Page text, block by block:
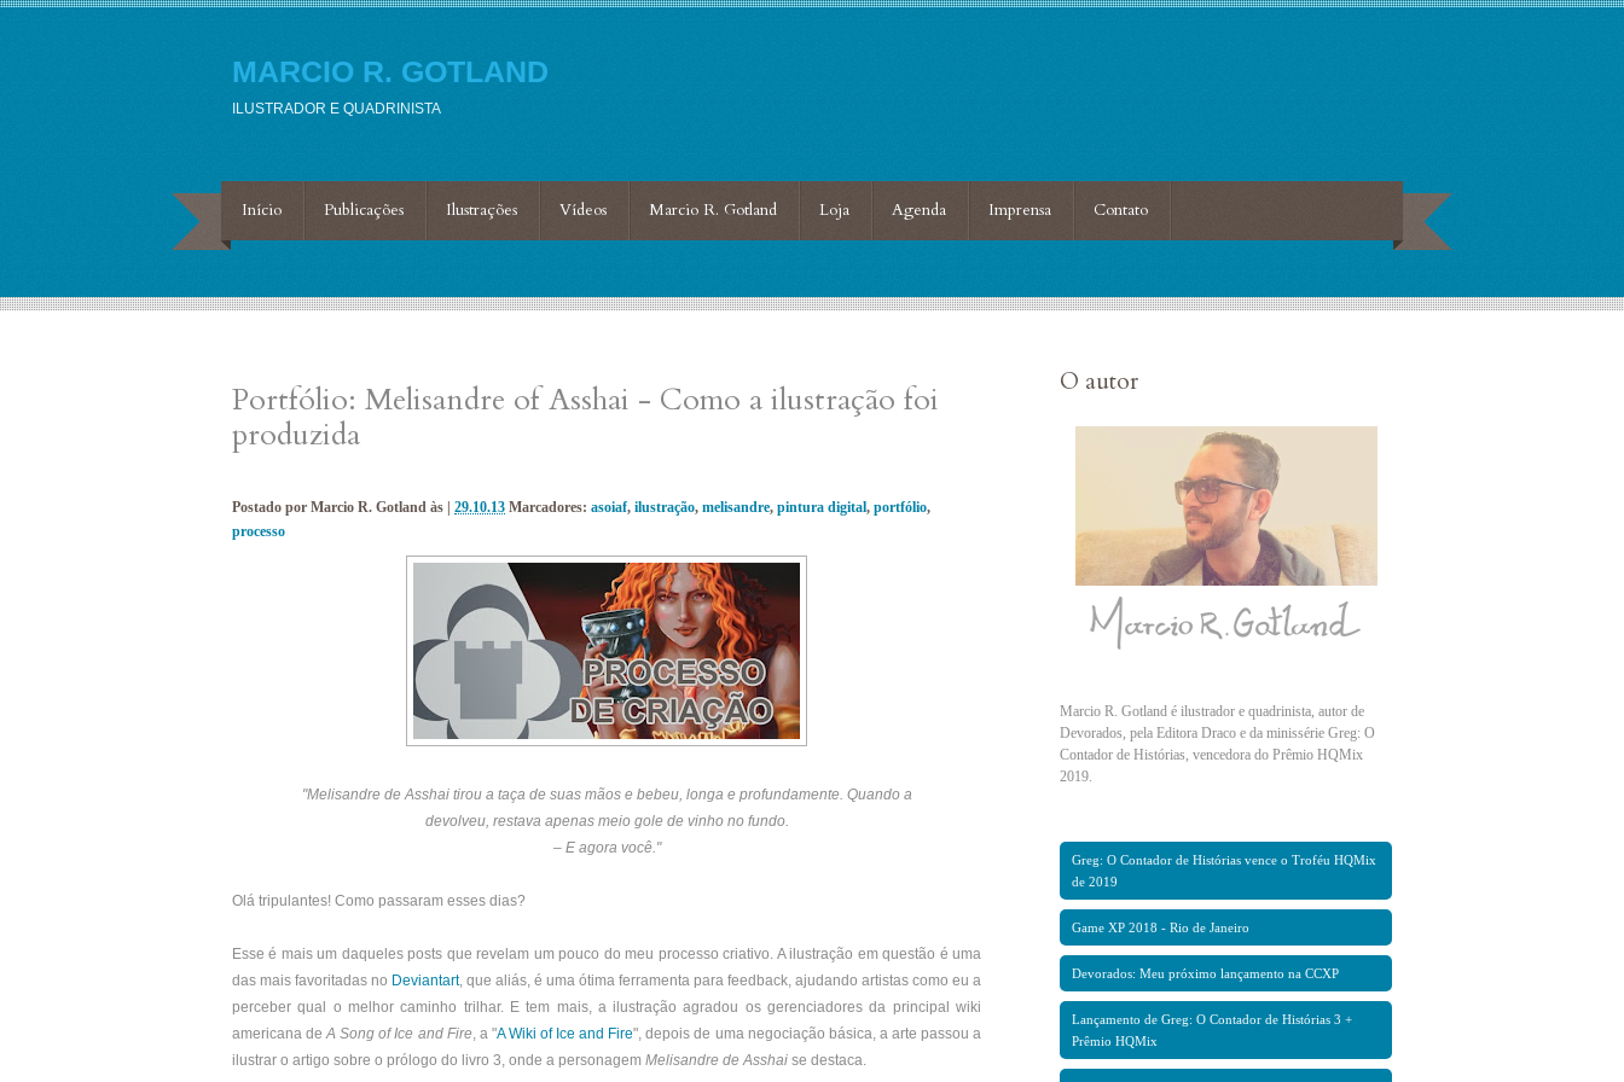
MARCIO R. GOTLAND
ILUSTRADOR E QUADRINISTA
Início Publicações Ilustrações Vídeos Marcio R. Gotland Loja Agenda Imprensa Contato
Portfólio: Melisandre of Asshai - Como a ilustração foi
produzida
Postado por Marcio R. Gotland às | 29.10.13 Marcadores: asoiaf, ilustração, melisandre, pintura digital, portfólio,
processo
"Melisandre de Asshai tirou a taça de suas mãos e bebeu, longa e profundamente. Quando a
devolveu, restava apenas meio gole de vinho no fundo.
– E agora você."
Olá tripulantes! Como passaram esses dias?
Esse é mais um daqueles posts que revelam um pouco do meu processo criativo. A ilustração em questão é uma
das mais favoritadas no Deviantart, que aliás, é uma ótima ferramenta para feedback, ajudando artistas como eu a
perceber qual o melhor caminho trilhar. E tem mais, a ilustração agradou os gerenciadores da principal wiki
americana deA Song of Ice and Fire, a "A Wiki of Ice and Fire", depois de uma negociação básica, a arte passou a
ilustrar o artigo sobre o prólogo do livro 3, onde a personagem Melisandre de Asshai se destaca.
O autor
Marcio R. Gotland é ilustrador e quadrinista, autor de
Devorados, pela Editora Draco e da minissérie Greg: O
Contador de Histórias, vencedora do Prêmio HQMix
2019.
Greg: O Contador de Histórias vence o Troféu HQMix
de 2019
Game XP 2018 - Rio de Janeiro
Devorados: Meu próximo lançamento na CCXP
Lançamento de Greg: O Contador de Histórias 3 +
Prêmio HQMix